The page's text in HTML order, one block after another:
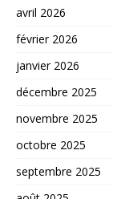
avril 2026
février 2026
janvier 2026
décembre 2025
novembre 2025
octobre 2025
septembre 2025